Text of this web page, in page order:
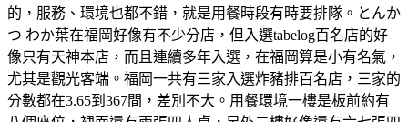
的，服務、環境也都不錯，就是用餐時段有時要排隊。とんか
つ わか葉在福岡好像有不少分店，但入選tabelog百名店的好
像只有天神本店，而且連續多年入選，在福岡算是小有名氣，
尤其是觀光客端。福岡一共有三家入選炸豬排百名店，三家的
分數都在3.65到367間，差別不大。用餐環境一樓是板前約有